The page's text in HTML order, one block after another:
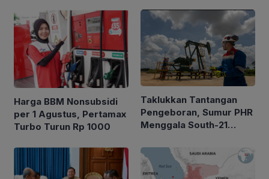
Harga BBM Nonsubsidi
per 1 Agustus, Pertamax
Turbo Turun Rp 1000
Taklukkan Tantangan
Pengeboran, Sumur PHR
Menggala South-21
BOPD